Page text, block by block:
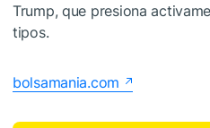
Trump, que presiona
tipos.
bolsamania.com